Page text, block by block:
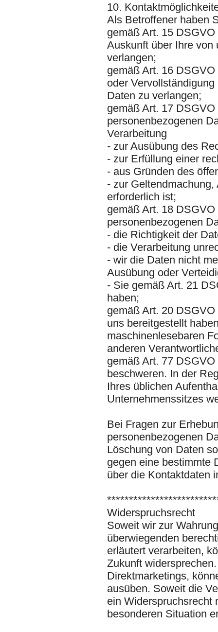
10.
Als Betroffener haben
gemäß Art. 15
Auskunft über Ihre von
verlangen;
gemäß Art. 16
oder
Daten zu verlangen;
gemäß Art. 17
personenbezogenen
Verarbeitung
- zur Ausübung des
- zur Erfüllung einer
- aus Gründen des
- zur
erforderlich ist;
gemäß Art. 18
personenbezogenen
- die Richtigkeit der
- die Verarbeitung
- wir die Daten nicht
Ausübung oder
- Sie gemäß Art. 21
haben;
gemäß Art. 20
uns bereitgestellt
maschinenlesebaren
anderen
gemäß Art. 77
beschweren. In der
Ihres üblichen
Unternehmenssitzes
Bei Fragen zur
personenbezogenen
Löschung von Daten
gegen eine bestimmte
über die Kontaktdaten
Widerspruchsrecht
Soweit wir zur
überwiegenden
erläutert verarbeiten,
Zukunft
Direktmarketings,
ausüben. Soweit die
ein Widerspruchsrecht
besonderen Situation